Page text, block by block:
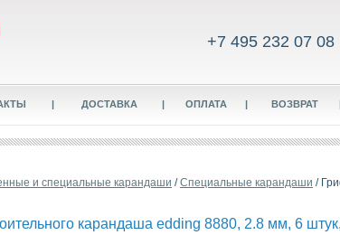
+7 495 232 07 08
| ДОСТАВКА | ОПЛАТА | ВОЗВРАТ
и специальные карандаши /Специальные карандаши /
карандаша edding 8880, 2.8 мм, 6